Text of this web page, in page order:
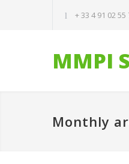
+ 33 4 91 02 55
MMPI
Monthly